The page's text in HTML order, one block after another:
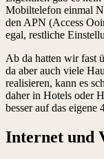
Mobiltelefon einmal
den APN (Access
egal, restliche
Ab da hatten wir fast
da aber auch viele
realisieren, kann es
daher in Hotels oder
besser auf das eigene
Internet und